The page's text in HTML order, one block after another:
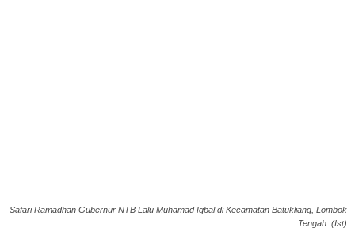
Safari Ramadhan Gubernur NTB Lalu Muhamad Iqbal di Kecamatan Batukliang, Lombok
Tengah. (Ist)